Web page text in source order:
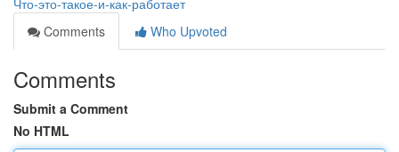
Что-это-такое-и-как-работает
Comments
Who Upvoted
Comments
Submit a Comment
No HTML